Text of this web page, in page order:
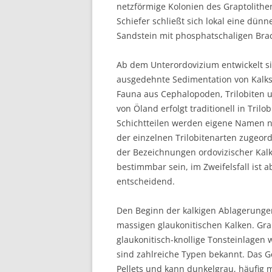
netzförmige Kolonien des
Schiefer schließt sich lokal eine
Sandstein mit phosphatschaligen
Ab dem Unterordovizium entwickelt
ausgedehnte Sedimentation von
Fauna aus Cephalopoden, Trilobiten
von Öland erfolgt traditionell in
Schichtteilen werden eigene Namen
der einzelnen Trilobitenarten
der Bezeichnungen ordovizischer
bestimmbar sein, im Zweifelsfall ist
entscheidend.
Den Beginn der kalkigen
massigen glaukonitischen Kalken.
glaukonitisch-knollige Tonsteinlagen
sind zahlreiche Typen bekannt. Das
Pellets und kann dunkelgrau, häufig